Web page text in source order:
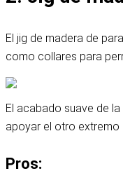
El jig de madera de
como collares para
El acabado suave de
apoyar el otro extremo
Pros: